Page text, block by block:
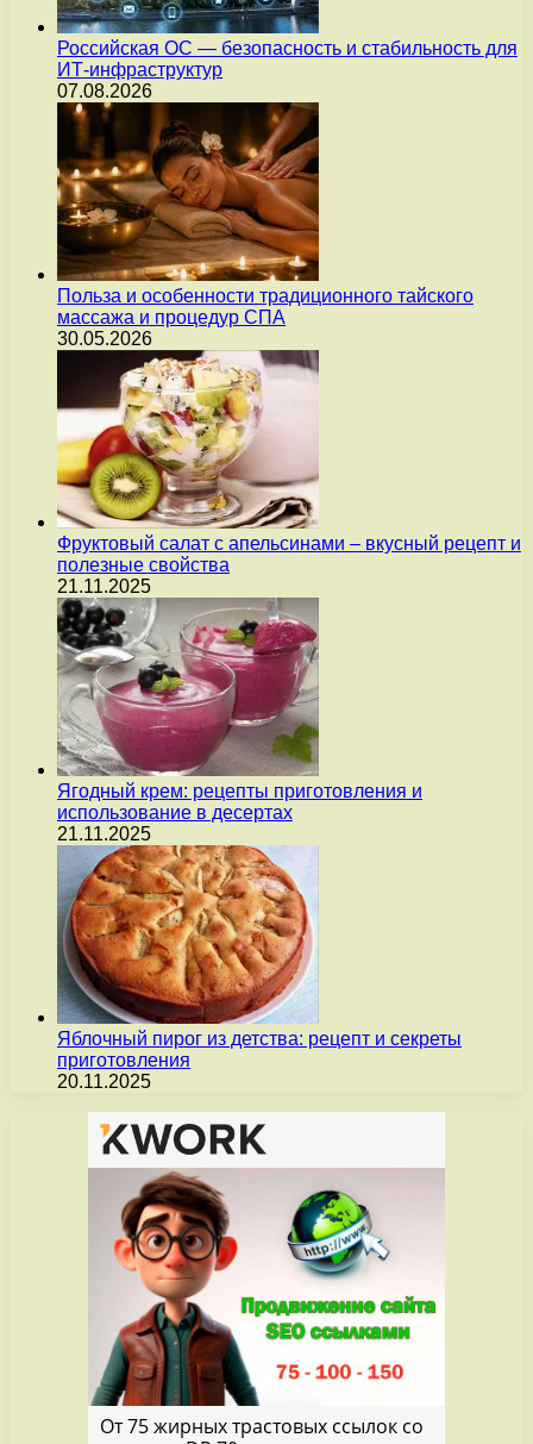
Российская ОС — безопасность и стабильность для
ИТ-инфраструктур
07.08.2026
Польза и особенности традиционного тайского
массажа и процедур СПА
30.05.2026
Фруктовый салат с апельсинами – вкусный рецепт и
полезные свойства
21.11.2025
Ягодный крем: рецепты приготовления и
использование в десертах
21.11.2025
Яблочный пирог из детства: рецепт и секреты
приготовления
20.11.2025